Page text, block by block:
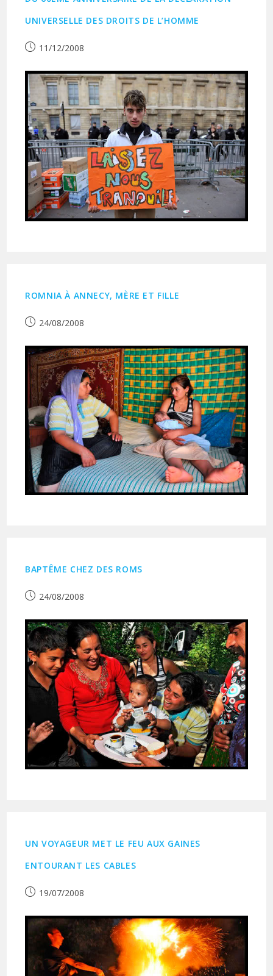
UNIVERSELLE DES DROITS DE L’HOMME
Publication
11/12/2008
ROMNIA À ANNECY, MÈRE ET FILLE
Publication
24/08/2008
BAPTÊME CHEZ DES ROMS
Publication
24/08/2008
UN VOYAGEUR MET LE FEU AUX GAINES
ENTOURANT LES CABLES
Publication
19/07/2008